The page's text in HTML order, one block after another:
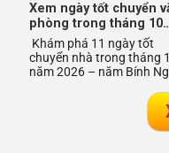
Xem ngày tốt chuyển
phòng trong tháng 10
năm 2026
Khám phá 11 ngày tốt
chuyển nhà trong tháng
năm 2026 – năm Bính
đón may mắn, thu hút vận